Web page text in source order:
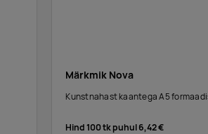
Märkmik Nova
Kunstnahast kaantega A5
Hind 100 tk puhul6,42 €